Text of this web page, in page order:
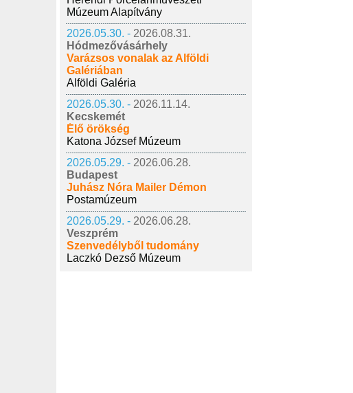
Múzeum Alapítvány
2026.05.30. - 2026.08.31.
Hódmezővásárhely
Varázsos vonalak az Alföldi
Galériában
Alföldi Galéria
2026.05.30. - 2026.11.14.
Kecskemét
Élő örökség
Katona József Múzeum
2026.05.29. - 2026.06.28.
Budapest
Juhász Nóra Mailer Démon
Postamúzeum
2026.05.29. - 2026.06.28.
Veszprém
Szenvedélyből tudomány
Laczkó Dezső Múzeum